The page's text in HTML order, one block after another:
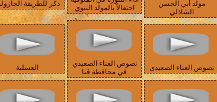
مولد أبي الحسن
الشاذلي
احتفالاً بالمولد النبوي
ذكر للطريقة
نصوص الغناء الصعيدى
نصوص الغناء الصعيدي
في محافظة قنا
العسلية